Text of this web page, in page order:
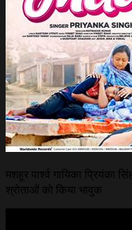
मशहूर पार्श्व गायिका प्रियंका
श्रोताओं को किया भावुक